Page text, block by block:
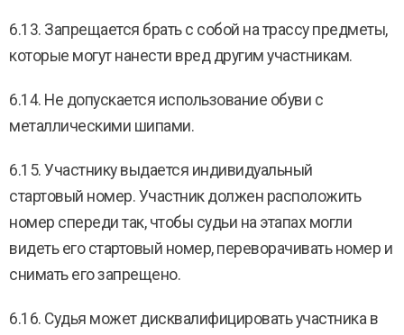
6.13. Запрещается брать с собой на трассу предметы,
которые могут нанести вред другим участникам.
6.14. Не допускается использование обуви с
металлическими шипами.
6.15. Участнику выдается индивидуальный
стартовый номер. Участник должен расположить
номер спереди так, чтобы судьи на этапах могли
видеть его стартовый номер, переворачивать номер и
снимать его запрещено.
6.16. Судья может дисквалифицировать участника в